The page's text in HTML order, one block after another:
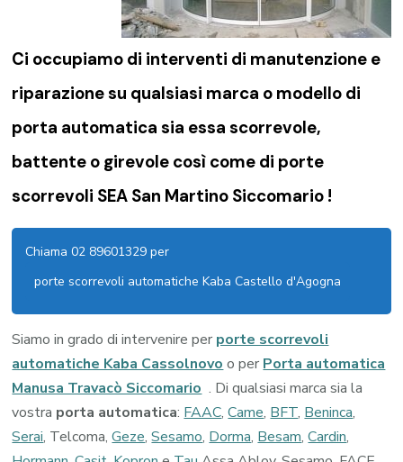
Ci occupiamo di interventi di manutenzione e
riparazione su qualsiasi marca o modello di
porta automatica sia essa scorrevole,
battente o girevole così come di porte
scorrevoli SEA San Martino Siccomario !
Chiama 02 89601329 per
porte scorrevoli automatiche Kaba Castello d'Agogna
Siamo in grado di intervenire per porte scorrevoli
automatiche Kaba Cassolnovo o per Porta automatica
Manusa Travacò Siccomario . Di qualsiasi marca sia la
vostra porta automatica: FAAC,Came, BFT, Beninca,
Serai, Telcoma,Geze,Sesamo, Dorma, Besam,Cardin,